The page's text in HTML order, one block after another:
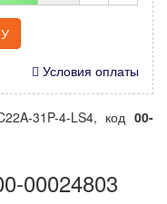
Условия оплаты
31P-4-LS4, код 00-
00024803